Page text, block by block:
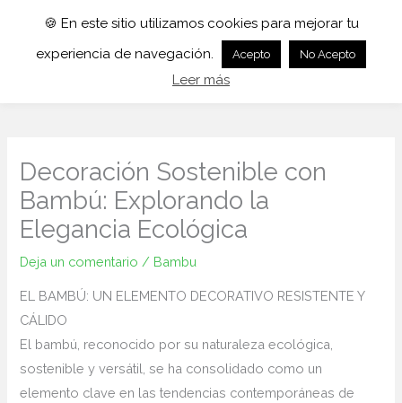
Decoración Sostenible con
Bambú: Explorando la
Elegancia Ecológica
Deja un comentario / Bambu
EL BAMBÚ: UN ELEMENTO DECORATIVO RESISTENTE Y
CÁLIDO
El bambú, reconocido por su naturaleza ecológica,
sostenible y versátil, se ha consolidado como un
elemento clave en las tendencias contemporáneas de
🍪 En este sitio utilizamos cookies para mejorar tu
experiencia de navegación.
Acepto No Acepto
Leer más